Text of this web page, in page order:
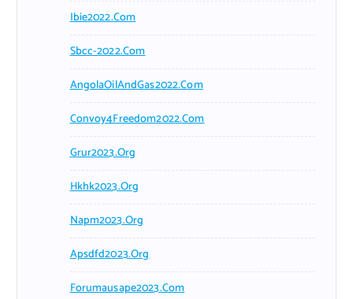
Ibie2022.com
Sbcc-2022.com
AngolaOilAndGas2022.com
Convoy4Freedom2022.com
Grur2023.org
Hkhk2023.org
Napm2023.org
Apsdfd2023.org
Forumausape2023.com